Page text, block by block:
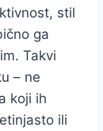
stil
ga
Takvi
– ne
koji ih
ili